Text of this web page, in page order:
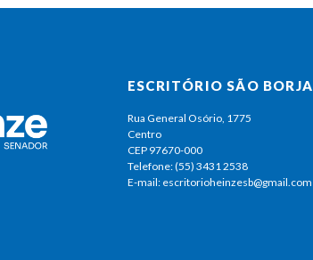
ESCRITÓRIO SÃO BORJA
Rua General Osório, 1775
Centro
CEP 97670-000
Telefone: (55) 3431 2538
E-mail: escritorioheinzesb@gmail.com